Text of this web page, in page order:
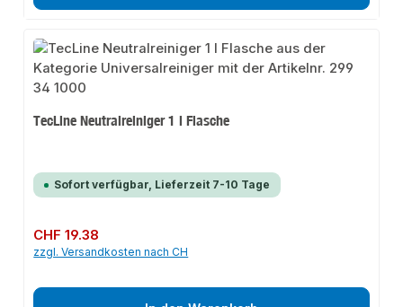
TecLine Neutralreiniger 1 l Flasche
Sofort verfügbar, Lieferzeit 7-10 Tage
Regulärer Preis:
CHF 19.38
zzgl. Versandkosten nach CH